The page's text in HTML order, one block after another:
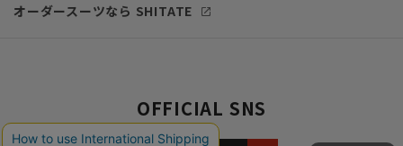
オーダースーツなら SHITATE
OFFICIAL SNS